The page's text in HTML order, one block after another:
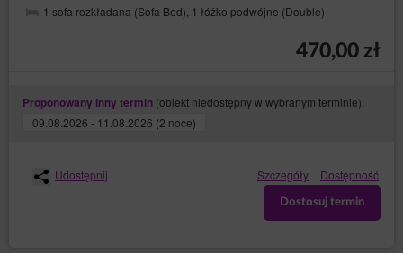
1 sofa rozkładana (Sofa Bed), 1 łóżko podwójne (Double)
470,00 zł
Proponowany inny termin (obiekt niedostępny w wybranym terminie):
09.08.2026 - 11.08.2026 (2 noce)
Udostępnij Szczegóły Dostępność
Dostosuj termin